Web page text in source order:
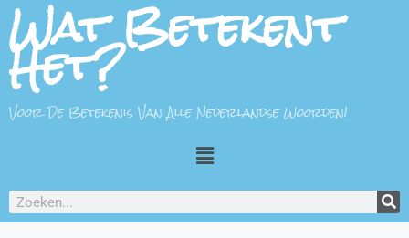
Wat Betekent
Het?
Voor De Betekenis Van Alle Nederlandse Woorden!